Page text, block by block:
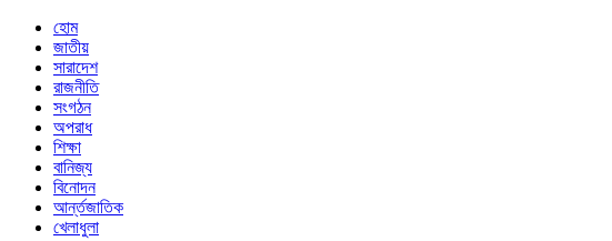
হোম
জাতীয়
সারাদেশ
রাজনীতি
সংগঠন
অপরাধ
শিক্ষা
বানিজ্য
বিনোদন
আর্ন্তজাতিক
খেলাধুলা